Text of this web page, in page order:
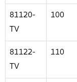
81120-
TV
100
81122-
TV
110